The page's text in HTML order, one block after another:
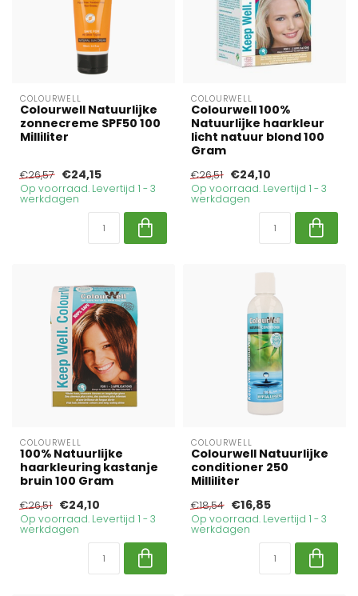
COLOURWELL
Colourwell Natuurlijke
zonnecreme SPF50 100
Milliliter
€26,57 €24,15
Op voorraad. Levertijd 1 - 3
werkdagen
COLOURWELL
Colourwell 100%
Natuurlijke haarkleur
licht natuur blond 100
Gram
€26,51 €24,10
Op voorraad. Levertijd 1 - 3
werkdagen
COLOURWELL
100% Natuurlijke
haarkleuring kastanje
bruin 100 Gram
€26,51 €24,10
Op voorraad. Levertijd 1 - 3
werkdagen
COLOURWELL
Colourwell Natuurlijke
conditioner 250
Milliliter
€18,54 €16,85
Op voorraad. Levertijd 1 - 3
werkdagen